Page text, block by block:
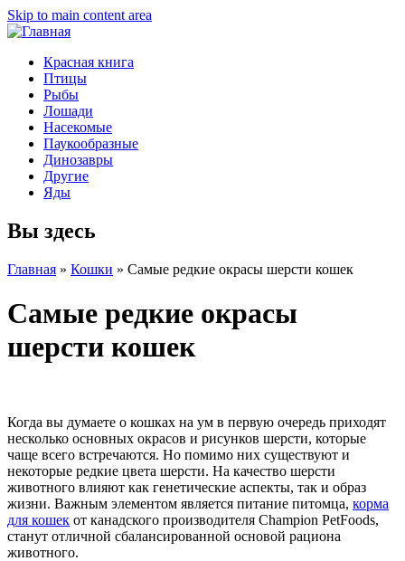
Skip to main content area
Красная книга
Птицы
Рыбы
Лошади
Насекомые
Паукообразные
Динозавры
Другие
Яды
Вы здесь
Главная » Кошки » Самые редкие окрасы шерсти кошек
Самые редкие окрасы
шерсти кошек
Когда вы думаете о кошках на ум в первую очередь приходят
несколько основных окрасов и рисунков шерсти, которые
чаще всего встречаются. Но помимо них существуют и
некоторые редкие цвета шерсти. На качество шерсти
животного влияют как генетические аспекты, так и образ
жизни. Важным элементом является питание питомца, корма
для кошек от канадского производителя Champion PetFoods,
станут отличной сбалансированной основой рациона
животного.